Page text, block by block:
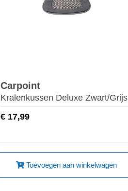
Carpoint
Kralenkussen Deluxe Zwart/Grijs
€ 17,99
Toevoegen aan winkelwagen